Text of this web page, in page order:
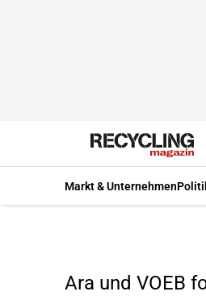
Markt & Unternehmen
Ara und VOEB